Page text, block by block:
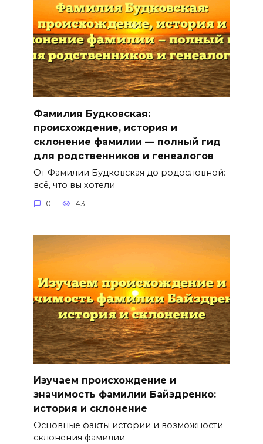
Фамилия Будковская:
происхождение, история и
склонение фамилии — полный гид
для родственников и генеалогов
От Фамилии Будковская до родословной:
всё, что вы хотели
0 43
Изучаем происхождение и
значимость фамилии Байздренко:
история и склонение
Основные факты истории и возможности
склонения фамилии